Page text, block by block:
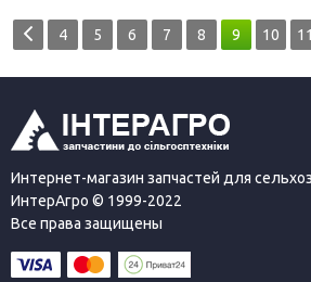
4 5 6 7 8 9 10 11
Интернет-магазин запчастей для
ИнтерАгро © 1999-2022
Все права защищены